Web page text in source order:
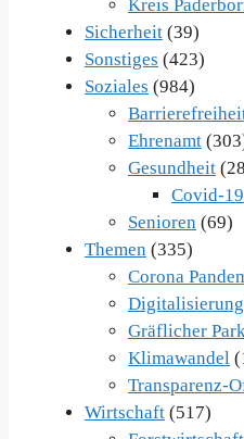
Kreis
Sicherheit (39)
Sonstiges (423)
Soziales (984)
Ehrenamt
Gesundheit
Covid-19
Senioren (69)
Themen (335)
Corona
Digitalisierung
Gräflicher
Klimawandel
Transparenz-
Wirtschaft (517)